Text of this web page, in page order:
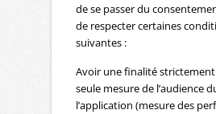
de se passer du
de respecter certaines
suivantes :
Avoir une finalité
seule mesure de l’audience
l’application (mesure des